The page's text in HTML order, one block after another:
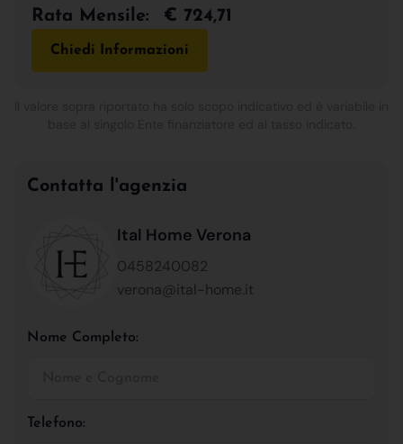
Rata Mensile: € 724,71
Chiedi Informazioni
Contatta l'agenzia
Ital Home Verona
0458240082
verona@ital-home.it
Nome Completo:
Telefono: